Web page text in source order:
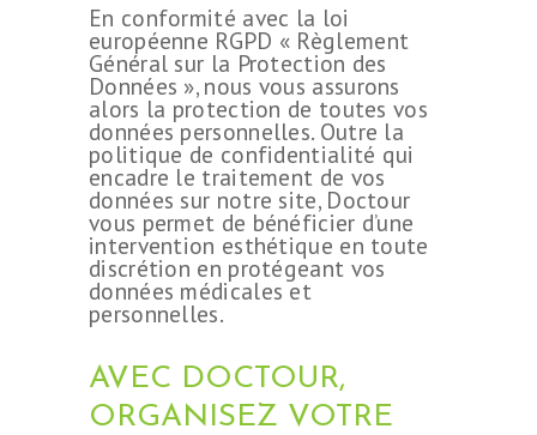
En conformité avec la loi
européenne RGPD « Règlement
Général sur la Protection des
Données », nous vous assurons
alors la protection de toutes vos
données personnelles. Outre la
politique de confidentialité qui
encadre le traitement de vos
données sur notre site, Doctour
vous permet de bénéficier d’une
intervention esthétique en toute
discrétion en protégeant vos
données médicales et
personnelles.
AVEC DOCTOUR,
ORGANISEZ VOTRE